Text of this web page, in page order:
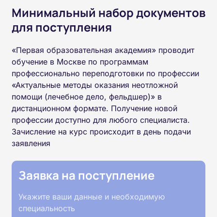
Минимальный набор документов
для поступления
«Первая образовательная академия» проводит
обучение в Москве по программам
профессионально переподготовки по профессии
«Актуальные методы оказания неотложной
помощи (лечебное дело, фельдшер)» в
дистанционном формате. Получение новой
профессии доступно для любого специалиста.
Зачисление на курс происходит в день подачи
заявления
Заявка на поступление
Укажите ваши данные и необходимую
специальность